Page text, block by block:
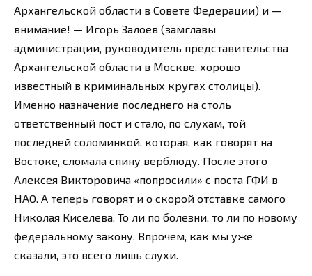
Архангельской области в Совете Федерации) и —
внимание! — Игорь Залоев (замглавы
администрации, руководитель представительства
Архангельской области в Москве, хорошо
известный в криминальных кругах столицы).
Именно назначение последнего на столь
ответственный пост и стало, по слухам, той
последней соломинкой, которая, как говорят на
Востоке, сломала спину верблюду. После этого
Алексея Викторовича «попросили» с поста ГФИ в
НАО. А теперь говорят и о скорой отставке самого
Николая Киселева. То ли по болезни, то ли по новому
федеральному закону. Впрочем, как мы уже
сказали, это всего лишь слухи.